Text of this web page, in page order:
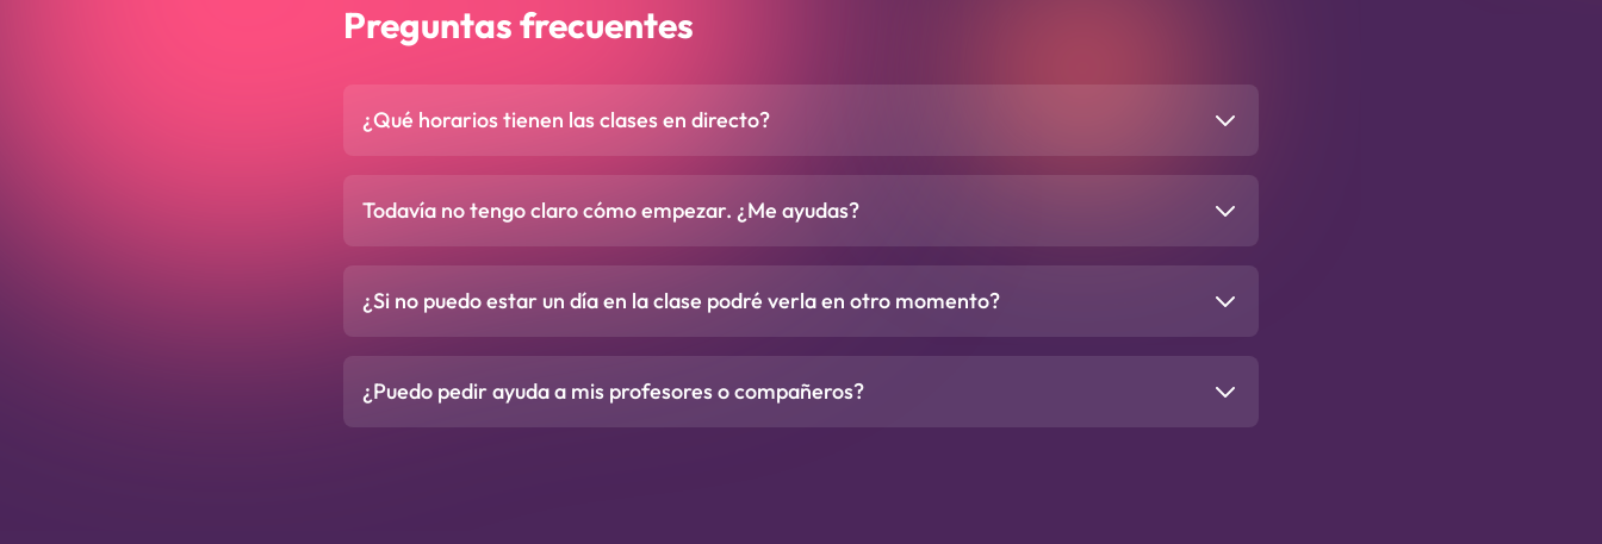
Preguntas frecuentes
¿Qué horarios tienen las clases en directo?
Todavía no tengo claro cómo empezar. ¿Me ayudas?
¿Si no puedo estar un día en la clase podré verla en otro momento?
¿Puedo pedir ayuda a mis profesores o compañeros?